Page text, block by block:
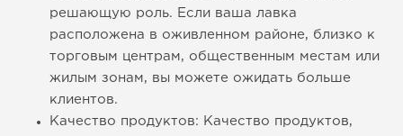
решающую роль. Если ваша лавка
расположена в оживленном районе, близко к
торговым центрам, общественным местам или
жилым зонам, вы можете ожидать больше
клиентов.
Качество продуктов: Качество продуктов,